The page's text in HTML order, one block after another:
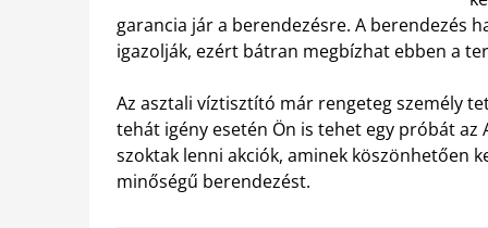
garancia jár a berendezésre. A berendezés
igazolják, ezért bátran megbízhat ebben a
Az asztali víztisztító már rengeteg személy
tehát igény esetén Ön is tehet egy próbát
szoktak lenni akciók, aminek köszönhetően
minőségű berendezést.